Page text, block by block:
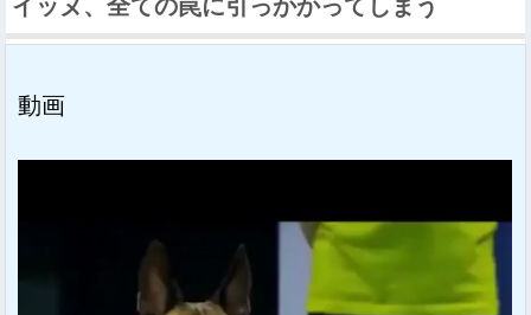
イッヌ、全ての罠に引っかかってしまう
動画